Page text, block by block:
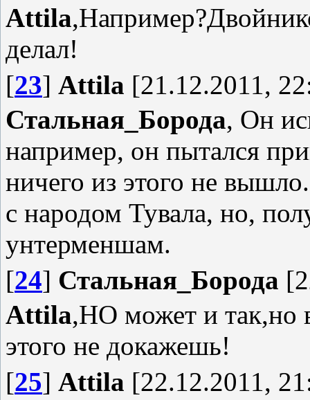
Attila
делал!
[23] Attila [21.12.2011,
Стальная_Борода, Он
например, он пытался
ничего из этого не
с народом Тувала, но,
унтерменшам.
[24] Стальная_Борода
Attila,НО может и так,но
этого не докажешь!
[25] Attila [22.12.2011,